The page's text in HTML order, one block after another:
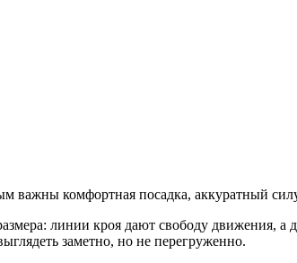
комфортная посадка, аккуратный
линии кроя дают свободу движения, а
заметно, но не перегруженно.